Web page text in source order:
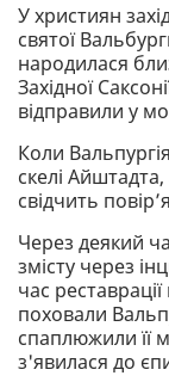
У християн
святої
народилася
Західної
відправили у
Коли
скелі
свідчить
Через деякий
змісту через
час
поховали
спаплюжили її
з'явилася до